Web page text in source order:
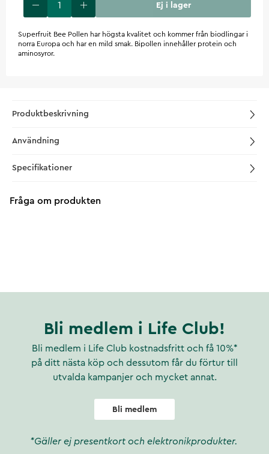
Ej i lager
Superfruit Bee Pollen har högsta kvalitet och kommer från biodlingar i
norra Europa och har en mild smak. Bipollen innehåller protein och
aminosyror.
Produktbeskrivning
Användning
Specifikationer
Fråga om produkten
Bli medlem i Life Club!
Bli medlem i Life Club kostnadsfritt och få 10%*
på ditt nästa köp och dessutom får du förtur till
utvalda kampanjer och mycket annat.
Bli medlem
*Gäller ej presentkort och elektronikprodukter.